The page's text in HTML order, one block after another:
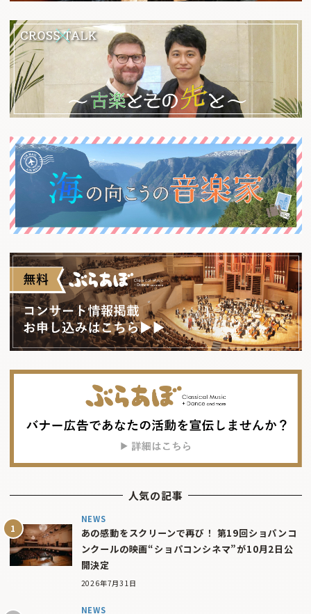
人気の記事
NEWS
あの感動をスクリーンで再び！ 第19回ショパンコ
ンクールの映画“ショパコンシネマ”が10月2日公
開決定
2026年7月31日
NEWS